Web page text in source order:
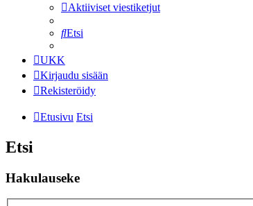
Aktiiviset viestiketjut
Etsi
UKK
Kirjaudu sisään
Rekisteröidy
Etusivu Etsi
Etsi
Hakulauseke